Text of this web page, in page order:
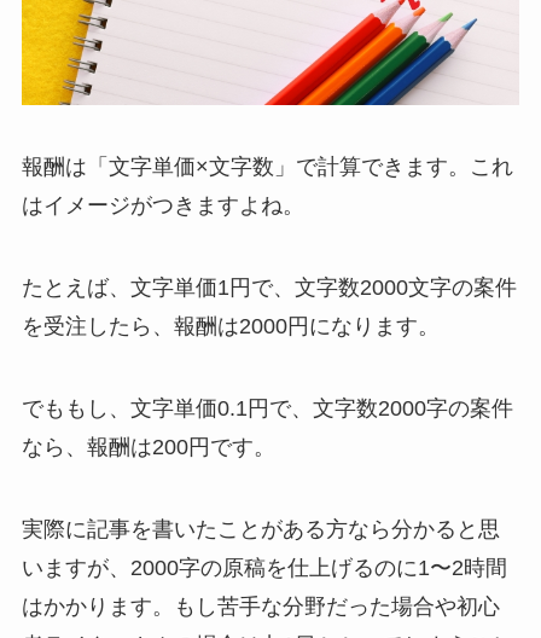
報酬は「文字単価×文字数」で計算できます。これ
はイメージがつきますよね。
たとえば、文字単価1円で、文字数2000文字の案件
を受注したら、報酬は2000円になります。
でももし、文字単価0.1円で、文字数2000字の案件
なら、報酬は200円です。
実際に記事を書いたことがある方なら分かると思
いますが、2000字の原稿を仕上げるのに1〜2時間
はかかります。もし苦手な分野だった場合や初心